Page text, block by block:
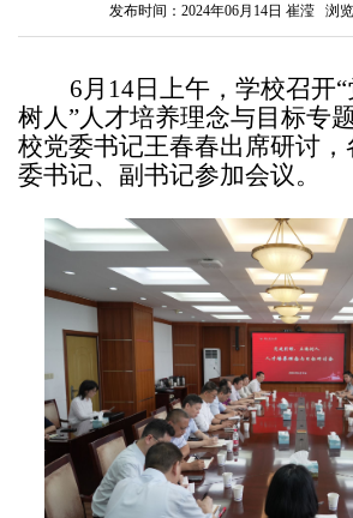
发布时间：2024年06月14日 崔滢 浏
6月 14日上午，学校召开
树人”人才培养理念与目标专
校党委书记王春春出席研讨，
委书记、副书记参加会议。